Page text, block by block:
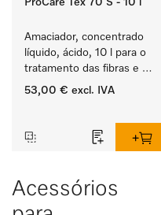
ProCare Tex 70 S - 10 l
Amaciador, concentrado
líquido, ácido, 10 l para o
tratamento das fibras e
uma suavidade duradoura
53,00 € excl. IVA
Acessórios